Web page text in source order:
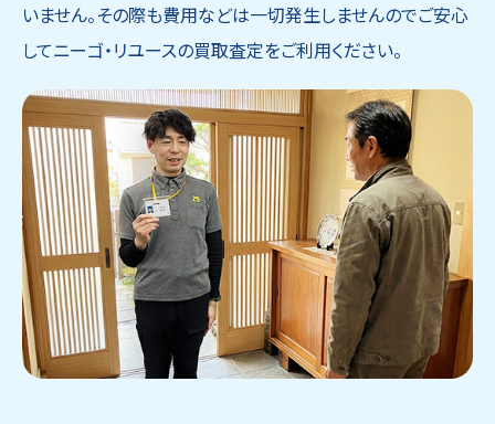
いません。その際も費用などは一切発生しませんのでご安心
してニーゴ・リユースの買取査定をご利用ください。